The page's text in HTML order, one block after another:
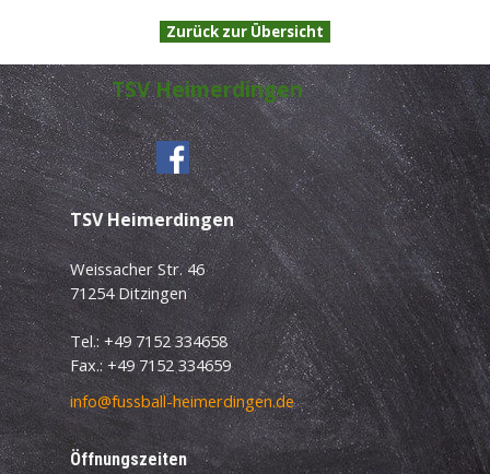
Zurück zur Übersicht
TSV Heimerdingen
TSV Heimerdingen
Weissacher Str. 46
71254 Ditzingen
Tel.: +49 7152 334658
Fax.: +49 7152 334659
info@fussball-heimerdingen.de
Öffnungszeiten